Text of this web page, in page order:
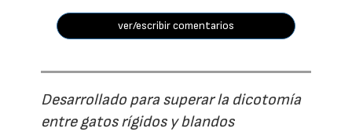
ver/escribir comentarios
Desarrollado para superar la dicotomía
entre gatos rígidos y blandos